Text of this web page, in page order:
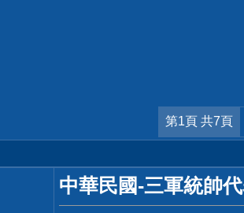
第1頁 共7頁
中華民國-三軍統帥